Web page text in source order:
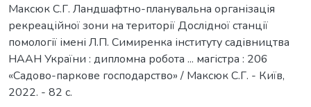
Максюк С.Г. Ландшафтно-планувальна організація
рекреаційної зони на території Дослідної станції
помології імені Л.П. Симиренка інституту садівництва
НААН України : дипломна робота ... магістра : 206
«Садово-паркове господарство» / Максюк С.Г. - Київ,
2022. - 82 с.